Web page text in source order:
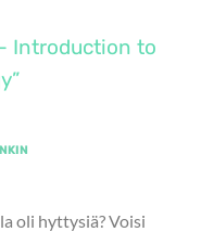
Introduction to
oli hyttysiä? Voisi